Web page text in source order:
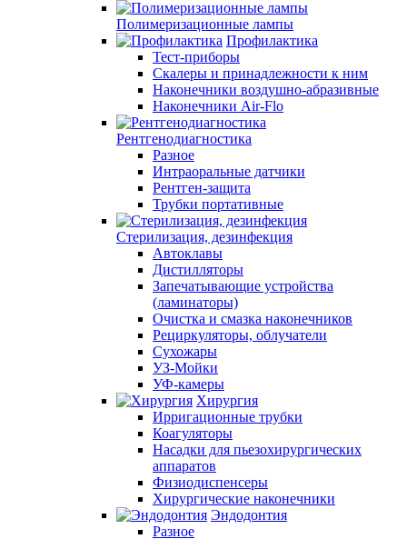
Полимеризационные лампы
Профилактика
Тест-приборы
Скалеры и принадлежности к ним
Наконечники воздушно-абразивные
Наконечники Air-Flo
Рентгенодиагностика
Разное
Интраоральные датчики
Рентген-защита
Трубки портативные
Стерилизация, дезинфекция
Автоклавы
Дистилляторы
Запечатывающие устройства
(ламинаторы)
Очистка и смазка наконечников
Рециркуляторы, облучатели
Сухожары
УЗ-Мойки
УФ-камеры
Хирургия
Ирригационные трубки
Коагуляторы
Насадки для пьезохирургических
аппаратов
Физиодиспенсеры
Хирургические наконечники
Эндодонтия
Разное